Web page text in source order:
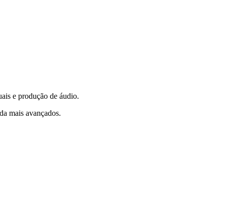
e produção de áudio.
mais avançados.